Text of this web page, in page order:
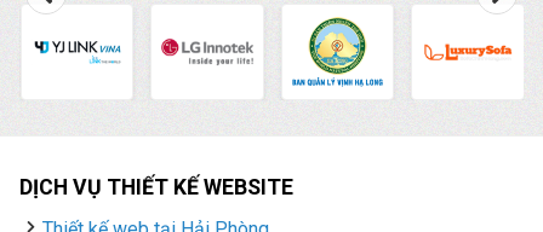
DỊCH VỤ THIẾT KẾ WEBSITE